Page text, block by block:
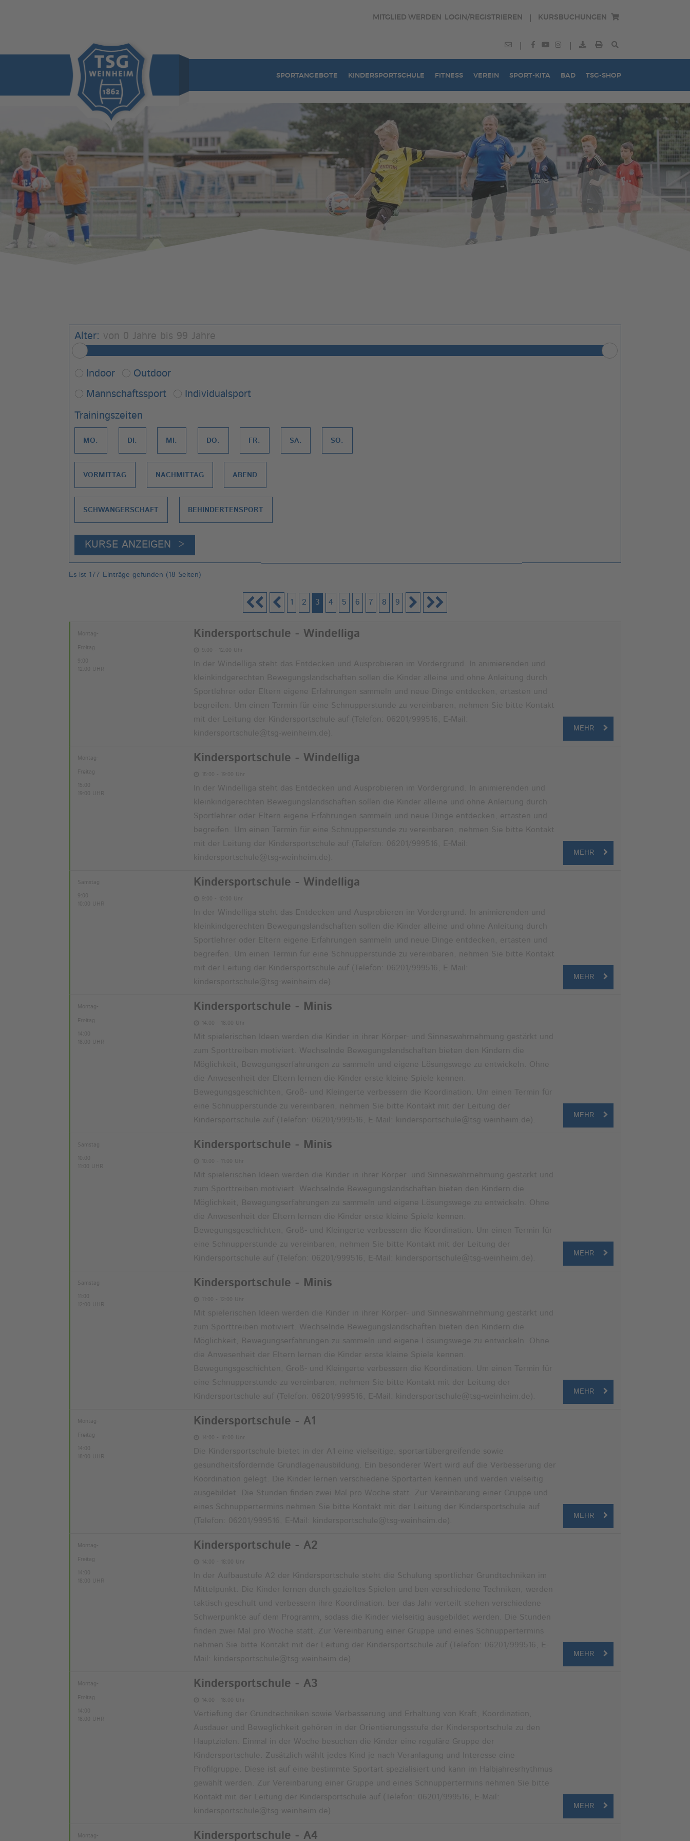
MITGLIED WERDEN LOGIN/REGISTRIEREN KURSBUCHUNGEN
SPORTANGEBOTE KINDERSPORTSCHULE FITNESS VEREIN SPORT-KITA BAD TSG-SHOP
Alter: von 0 Jahre bis 99 Jahre
Indoor
Outdoor
Mannschaftssport
Individualsport
Trainingszeiten
MO. DI. MI. DO. FR. SA. SO.
VORMITTAG NACHMITTAG ABEND
SCHWANGERSCHAFT BEHINDERTENSPORT
Es ist 177 Einträge gefunden (18 Seiten)
1 2 3 4 5 6 7 8 9
Montag-
Freitag
12:00 UHR
Kindersportschule - Windelliga
9:00 - 12:00 Uhr
In der Windelliga steht das Entdecken und Ausprobieren im Vordergrund. In animierenden und
kleinkindgerechten Bewegungslandschaften sollen die Kinder alleine und ohne Anleitung durch
Sportlehrer oder Eltern eigene Erfahrungen sammeln und neue Dinge entdecken, ertasten und
begreifen. Um einen Termin für eine Schnupperstunde zu vereinbaren, nehmen Sie bitte Kontakt
mit der Leitung der Kindersportschule auf (Telefon: 06201/999516, E-Mail:
kindersportschule@tsg-weinheim.de).
MEHR
Montag-
Freitag
19:00 UHR
Kindersportschule - Windelliga
15:00 - 19:00 Uhr
In der Windelliga steht das Entdecken und Ausprobieren im Vordergrund. In animierenden und
kleinkindgerechten Bewegungslandschaften sollen die Kinder alleine und ohne Anleitung durch
Sportlehrer oder Eltern eigene Erfahrungen sammeln und neue Dinge entdecken, ertasten und
begreifen. Um einen Termin für eine Schnupperstunde zu vereinbaren, nehmen Sie bitte Kontakt
mit der Leitung der Kindersportschule auf (Telefon: 06201/999516, E-Mail:
kindersportschule@tsg-weinheim.de).
MEHR
10:00 UHR
Kindersportschule - Windelliga
9:00 - 10:00 Uhr
In der Windelliga steht das Entdecken und Ausprobieren im Vordergrund. In animierenden und
kleinkindgerechten Bewegungslandschaften sollen die Kinder alleine und ohne Anleitung durch
Sportlehrer oder Eltern eigene Erfahrungen sammeln und neue Dinge entdecken, ertasten und
begreifen. Um einen Termin für eine Schnupperstunde zu vereinbaren, nehmen Sie bitte Kontakt
mit der Leitung der Kindersportschule auf (Telefon: 06201/999516, E-Mail:
kindersportschule@tsg-weinheim.de).
MEHR
Montag-
Freitag
14:00
18:00 UHR
Kindersportschule - Minis
14:00 - 18:00 Uhr
Mit spielerischen Ideen werden die Kinder in ihrer Körper- und Sinneswahrnehmung gestärkt und
zum Sporttreiben motiviert. Wechselnde Bewegungslandschaften bieten den Kindern die
Möglichkeit, Bewegungserfahrungen zu sammeln und eigene Lösungswege zu entwickeln. Ohne
die Anwesenheit der Eltern lernen die Kinder erste kleine Spiele kennen.
Bewegungsgeschichten, Groß- und Kleingerte verbessern die Koordination. Um einen Termin für
eine Schnupperstunde zu vereinbaren, nehmen Sie bitte Kontakt mit der Leitung der
Kindersportschule auf (Telefon: 06201/999516, E-Mail: kindersportschule@tsg-weinheim.de).
MEHR
11:00 UHR
Kindersportschule - Minis
10:00 - 11:00 Uhr
Mit spielerischen Ideen werden die Kinder in ihrer Körper- und Sinneswahrnehmung gestärkt und
zum Sporttreiben motiviert. Wechselnde Bewegungslandschaften bieten den Kindern die
Möglichkeit, Bewegungserfahrungen zu sammeln und eigene Lösungswege zu entwickeln. Ohne
die Anwesenheit der Eltern lernen die Kinder erste kleine Spiele kennen.
Bewegungsgeschichten, Groß- und Kleingerte verbessern die Koordination. Um einen Termin für
eine Schnupperstunde zu vereinbaren, nehmen Sie bitte Kontakt mit der Leitung der
Kindersportschule auf (Telefon: 06201/999516, E-Mail: kindersportschule@tsg-weinheim.de).
MEHR
12:00 UHR
Kindersportschule - Minis
11:00 - 12:00 Uhr
Mit spielerischen Ideen werden die Kinder in ihrer Körper- und Sinneswahrnehmung gestärkt und
zum Sporttreiben motiviert. Wechselnde Bewegungslandschaften bieten den Kindern die
Möglichkeit, Bewegungserfahrungen zu sammeln und eigene Lösungswege zu entwickeln. Ohne
die Anwesenheit der Eltern lernen die Kinder erste kleine Spiele kennen.
Bewegungsgeschichten, Groß- und Kleingerte verbessern die Koordination. Um einen Termin für
eine Schnupperstunde zu vereinbaren, nehmen Sie bitte Kontakt mit der Leitung der
Kindersportschule auf (Telefon: 06201/999516, E-Mail: kindersportschule@tsg-weinheim.de).
MEHR
Montag-
Freitag
14:00
18:00 UHR
Kindersportschule - A1
14:00 - 18:00 Uhr
Die Kindersportschule bietet in der A1 eine vielseitige, sportartübergreifende sowie
gesundheitsfördernde Grundlagenausbildung. Ein besonderer Wert wird auf die Verbesserung der
Koordination gelegt. Die Kinder lernen verschiedene Sportarten kennen und werden vielseitig
ausgebildet. Die Stunden finden zwei Mal pro Woche statt. Zur Vereinbarung einer Gruppe und
eines Schnuppertermins nehmen Sie bitte Kontakt mit der Leitung der Kindersportschule auf
(Telefon: 06201/999516, E-Mail: kindersportschule@tsg-weinheim.de).
MEHR
Montag-
Freitag
14:00
18:00 UHR
Kindersportschule - A2
14:00 - 18:00 Uhr
In der Aufbaustufe A2 der Kindersportschule steht die Schulung sportlicher Grundtechniken im
Mittelpunkt. Die Kinder lernen durch gezieltes Spielen und ben verschiedene Techniken, werden
taktisch geschult und verbessern ihre Koordination. ber das Jahr verteilt stehen verschiedene
Schwerpunkte auf dem Programm, sodass die Kinder vielseitig ausgebildet werden. Die Stunden
finden zwei Mal pro Woche statt. Zur Vereinbarung einer Gruppe und eines Schnuppertermins
nehmen Sie bitte Kontakt mit der Leitung der Kindersportschule auf (Telefon: 06201/999516, E-
Mail: kindersportschule@tsg-weinheim.de)
MEHR
Montag-
Freitag
14:00
18:00 UHR
Kindersportschule - A3
14:00 - 18:00 Uhr
Vertiefung der Grundtechniken sowie Verbesserung und Erhaltung von Kraft, Koordination,
Ausdauer und Beweglichkeit gehören in der Orientierungsstufe der Kindersportschule zu den
Hauptzielen. Einmal in der Woche besuchen die Kinder eine reguläre Gruppe der
Kindersportschule. Zusätzlich wählt jedes Kind je nach Veranlagung und Interesse eine
Profilgruppe. Diese ist auf eine bestimmte Sportart spezialisiert und kann im Halbjahresrhythmus
gewählt werden. Zur Vereinbarung einer Gruppe und eines Schnuppertermins nehmen Sie bitte
Kontakt mit der Leitung der Kindersportschule auf (Telefon: 06201/999516, E-Mail:
kindersportschule@tsg-weinheim.de)
MEHR
Montag- Kindersportschule - A4